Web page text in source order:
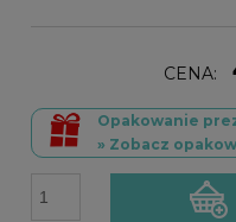
CENA:
Opakowanie
» Zobacz